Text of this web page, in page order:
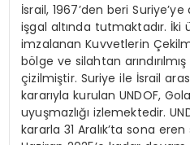
İsrail, 1967’den beri
işgal altında tutmaktadır. İki
imzalanan Kuvvetlerin
bölge ve silahtan arındırılmış
çizilmiştir. Suriye ile İsrail
kararıyla kurulan UNDOF,
uyuşmazlığı izlemektedir.
kararla 31 Aralık’ta sona